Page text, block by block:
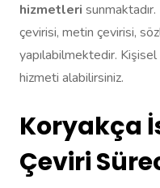
hizmetleri
çevirisi, metin çevirisi,
yapılabilmektedir. Kişisel
hizmeti alabilirsiniz.
Koryakça
Çeviri